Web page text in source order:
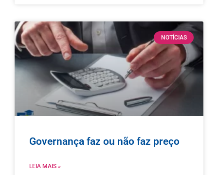
NOTÍCIAS
Governança faz ou não faz preço
LEIA MAIS »